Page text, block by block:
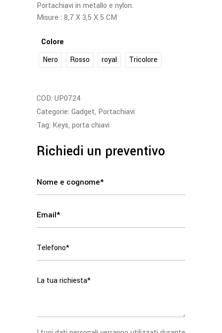
Portachiavi in metallo e nylon.
Misure : 8,7 X 3,5 X 5 CM
Colore
Nero
Rosso royal Tricolore
COD: UP0724
Categorie: Gadget, Portachiavi
Tag: Keys, porta chiavi
Richiedi un preventivo